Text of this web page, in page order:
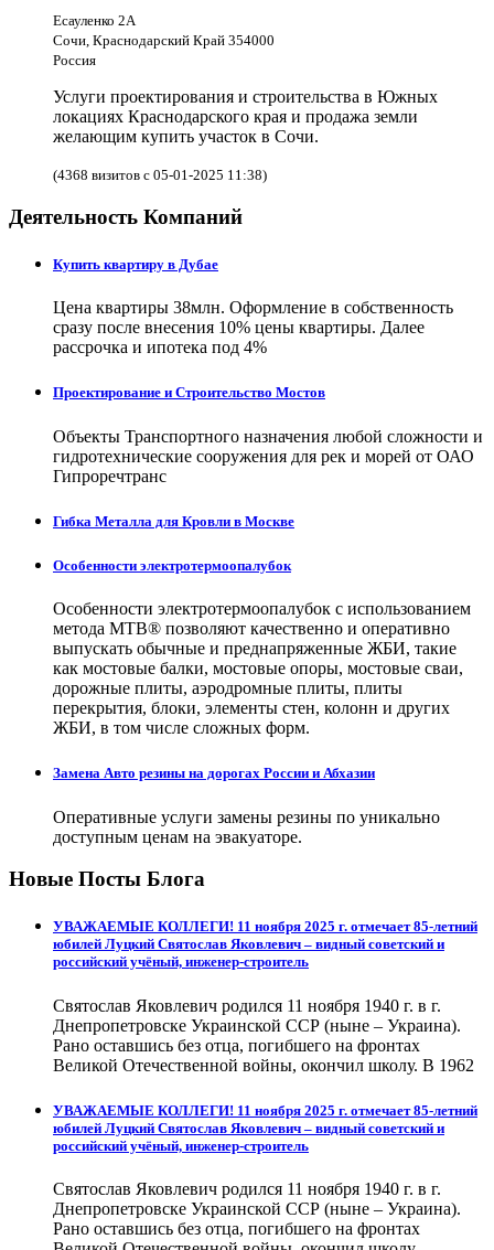
Есауленко 2А
Сочи, Краснодарский Край 354000
Россия
Услуги проектирования и строительства в Южных
локациях Краснодарского края и продажа земли
желающим купить участок в Сочи.
(4368 визитов с 05-01-2025 11:38)
Деятельность Компаний
Купить квартиру в Дубае
Цена квартиры 38млн. Оформление в собственность
сразу после внесения 10% цены квартиры. Далее
рассрочка и ипотека под 4%
Проектирование и Строительство Мостов
Объекты Транспортного назначения любой сложности и
гидротехнические сооружения для рек и морей от ОАО
Гипроречтранс
Гибка Металла для Кровли в Москве
Особенности электротермоопалубок
Особенности электротермоопалубок с использованием
метода МТВ® позволяют качественно и оперативно
выпускать обычные и преднапряженные ЖБИ, такие
как мостовые балки, мостовые опоры, мостовые сваи,
дорожные плиты, аэродромные плиты, плиты
перекрытия, блоки, элементы стен, колонн и других
ЖБИ, в том числе сложных форм.
Замена Авто резины на дорогах России и Абхазии
Оперативные услуги замены резины по уникально
доступным ценам на эвакуаторе.
Новые Посты Блога
УВАЖАЕМЫЕ КОЛЛЕГИ! 11 ноября 2025 г. отмечает 85-летний
юбилей Луцкий Святослав Яковлевич – видный советский и
российский учёный, инженер-строитель
Святослав Яковлевич родился 11 ноября 1940 г. в г.
Днепропетровске Украинской ССР (ныне – Украина).
Рано оставшись без отца, погибшего на фронтах
Великой Отечественной войны, окончил школу. В 1962
УВАЖАЕМЫЕ КОЛЛЕГИ! 11 ноября 2025 г. отмечает 85-летний
юбилей Луцкий Святослав Яковлевич – видный советский и
российский учёный, инженер-строитель
Святослав Яковлевич родился 11 ноября 1940 г. в г.
Днепропетровске Украинской ССР (ныне – Украина).
Рано оставшись без отца, погибшего на фронтах